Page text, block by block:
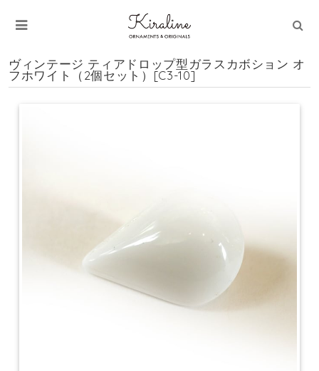
ヴィンテージ ティアドロップ型ガラスカボション オ
フホワイト（2個セット）[C3-10]